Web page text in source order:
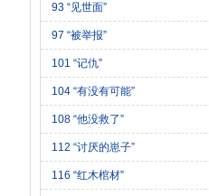
93 “见世面”
97 “被举报”
101 “记仇”
104 “有没有可能”
108 “他没救了”
112 “讨厌的崽子”
116 “红木棺材”